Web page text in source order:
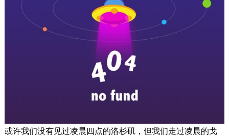
或许我们没有见过凌晨四点的洛杉矶，但我们走过凌晨的戈